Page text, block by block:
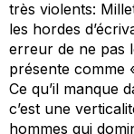
très violents:
les hordes
erreur de ne pas
présente comme
Ce qu’il manque
c’est une
hommes qui